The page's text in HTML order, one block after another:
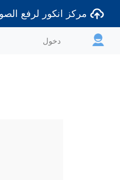
مركز انكور لرفع
دخول